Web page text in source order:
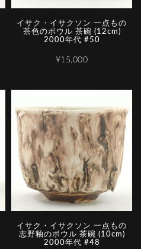
イサク・イサクソン 一点もの
茶色のボウル 茶碗 (12cm)
2000年代 #50
¥15,000
イサク・イサクソン 一点もの
志野釉のボウル 茶碗 (10cm)
2000年代 #48